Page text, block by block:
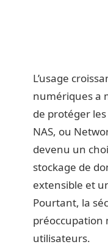
L’usage
numériques a
de protéger
NAS, ou
devenu un
stockage de
extensible et
Pourtant, la
préoccupation
utilisateurs.